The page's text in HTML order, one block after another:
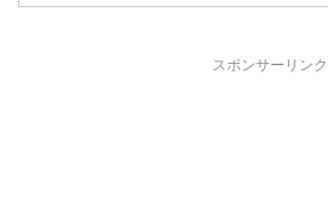
スポンサーリンク